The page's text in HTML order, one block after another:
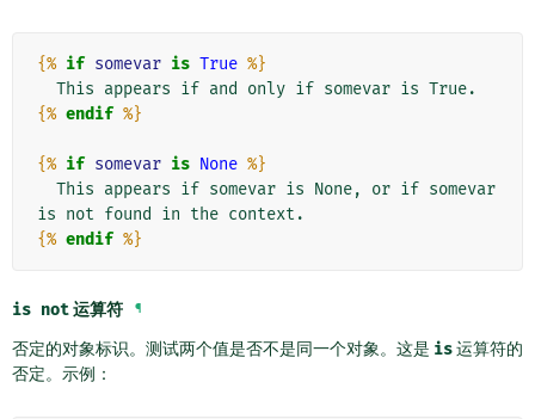
{% if somevar is True %}
{% endif %}
{% if somevar is None %}
{% endif %}
is not运算符 ¶
否定的对象标识。测试两个值是否不是同一个对象。这是 is运算符的
否定。示例：